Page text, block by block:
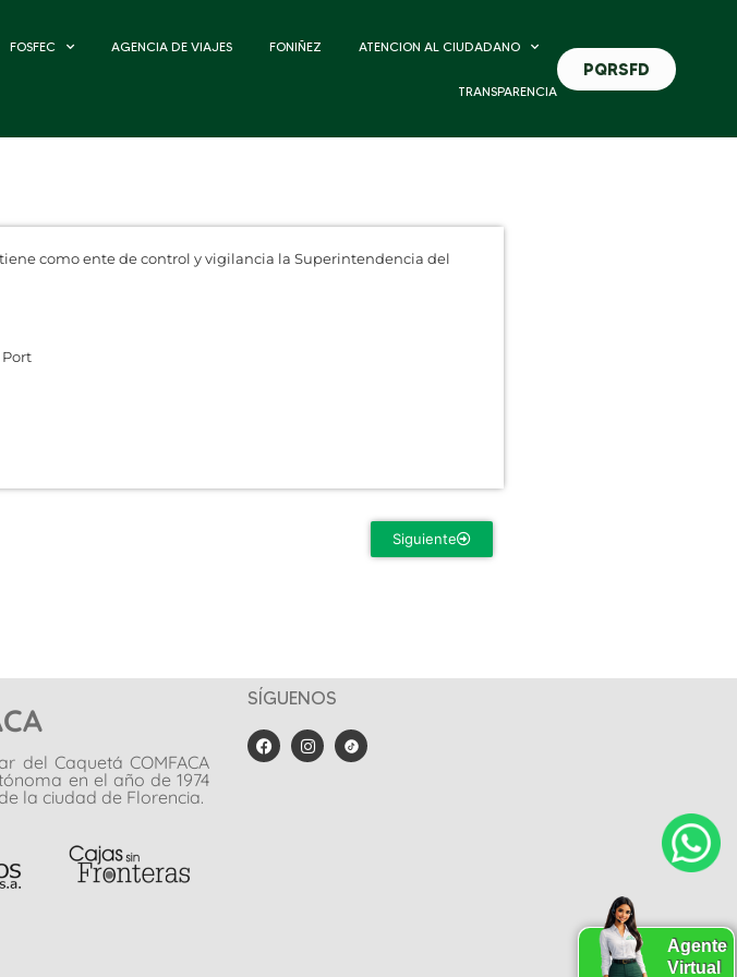
FOSFEC AGENCIA DE VIAJES FONIÑEZ ATENCION AL CIUDADANO
TRANSPARENCIA
PQRSFD
como ente de control y vigilancia la Superintendencia del
Port
Siguiente
del Caquetá COMFACA
en el año de 1974
la ciudad de Florencia.
SÍGUENOS
Agente
Virtual